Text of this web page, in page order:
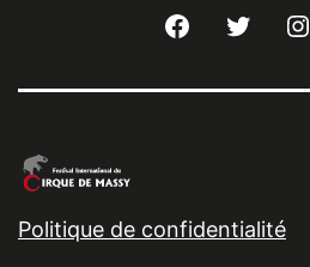
FacebookTwitter
Politique de confidentialité